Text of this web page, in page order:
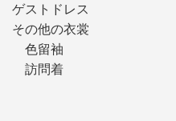
ゲストドレス
その他の衣裳
色留袖
訪問着